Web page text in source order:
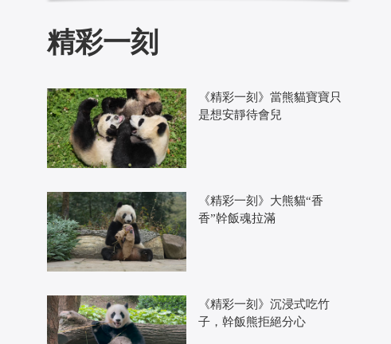
精彩一刻
《精彩一刻》當熊貓寶寶只
是想安靜待會兒
《精彩一刻》大熊貓“香
香”幹飯魂拉滿
《精彩一刻》沉浸式吃竹
子，幹飯熊拒絕分心